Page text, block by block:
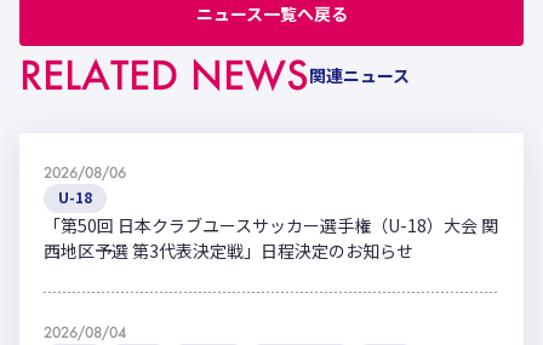
ニュース一覧へ戻る
RELATED NEWS関連ニュース
2026/08/06
U-18
「第50回 日本クラブユースサッカー選手権（U-18）大会 関
西地区予選 第3代表決定戦」日程決定のお知らせ
2026/08/04